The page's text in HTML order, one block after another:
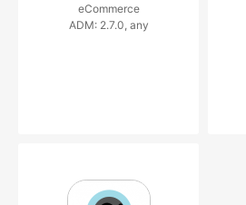
eCommerce
ADM: 2.7.0, any